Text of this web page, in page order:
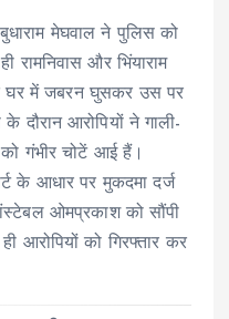
बुधाराम मेघवाल ने पुलिस को
रामनिवास और भिंयाराम
घर में जबरन घुसकर उस पर
दौरान आरोपियों ने गाली-
गंभीर चोटें आई हैं।
के आधार पर मुकदमा दर्ज
ओमप्रकाश को सौंपी
आरोपियों को गिरफ्तार कर